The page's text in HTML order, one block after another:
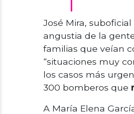
José Mira,
angustia de la
familias que veían
“situaciones muy
los casos más
300 bomberos que
A María Elena